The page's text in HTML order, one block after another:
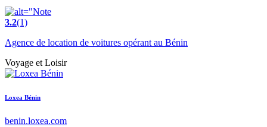
3.2(1)
Agence de location de voitures opérant au Bénin
Voyage et Loisir
Loxea Bénin
benin.loxea.com